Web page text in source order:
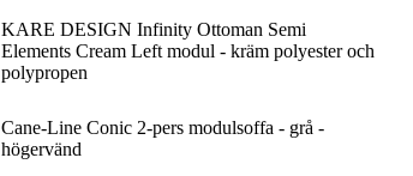
KARE DESIGN Infinity Ottoman Semi
Elements Cream Left modul - kräm polyester och
polypropen
Cane-Line Conic 2-pers modulsoffa - grå -
högervänd